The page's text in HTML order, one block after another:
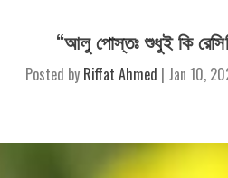
“আলু পোস্তঃ শুধুই কি
Posted by Riffat Ahmed | Jan 10,